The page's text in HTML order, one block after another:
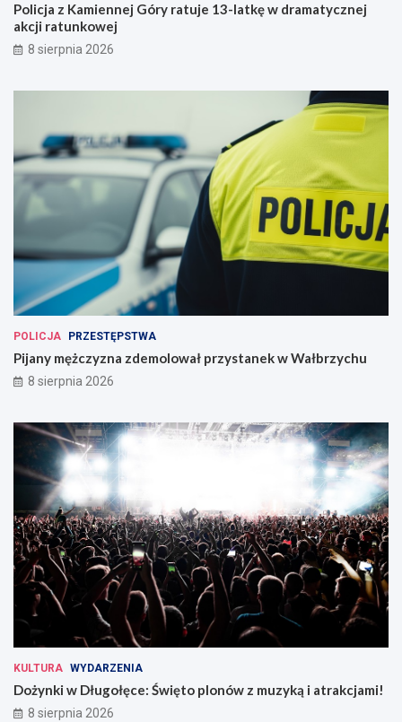
Policja z Kamiennej Góry ratuje 13-latkę w dramatycznej
akcji ratunkowej
8 sierpnia 2026
POLICJA PRZESTĘPSTWA
Pijany mężczyzna zdemolował przystanek w Wałbrzychu
8 sierpnia 2026
KULTURA WYDARZENIA
Dożynki w Długołęce: Święto plonów z muzyką i atrakcjami!
8 sierpnia 2026